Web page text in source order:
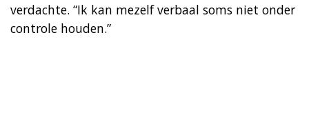
verdachte. “Ik kan mezelf verbaal soms niet onder
controle houden.”